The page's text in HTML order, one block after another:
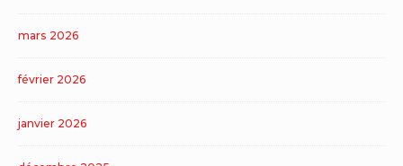
mars 2026
février 2026
janvier 2026